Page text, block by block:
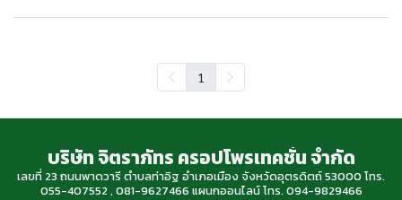
1
บริษัท จิตราภัทร ครอปโพรเทคชั่น จำกัด
เลขที่ 23 ถนนพาดวารี ตำบลท่าอิฐ อำเภอเมือง จังหวัดอุตรดิตถ์ 53000 โทร.
055-407552 , 081-9627466 แผนกออนไลน์ โทร. 094-9829466